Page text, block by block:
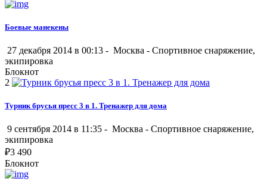
Боевые манекены
27 декабря 2014 в 00:13 - Москва - Спортивное снаряжение,
экипировка
Блокнот
2
Турник брусья пресс 3 в 1. Тренажер для дома
9 сентября 2014 в 11:35 - Москва - Спортивное снаряжение,
экипировка
₽3 490
Блокнот